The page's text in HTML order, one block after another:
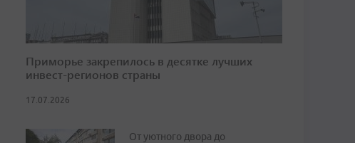
Приморье закрепилось в десятке лучших
инвест-регионов страны
17.07.2026
От уютного двора до